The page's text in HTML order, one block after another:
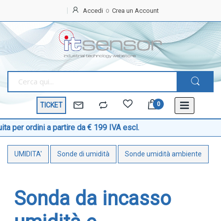
Accedi Crea un Account
TICKET
partire da € 199 IVA escl.
UMIDITA' Sonde di umidità Sonde umidità ambiente
Sonda da incasso
OFFERTE
SPECIALI
BEST
SELLER
TEMPERATURA
Sonde di temperatura
Sonde temperatura ambiente
Sonde temperatura a cavo
Sonde temperatura a contatto di superficie
Sonde temperatura con connettore